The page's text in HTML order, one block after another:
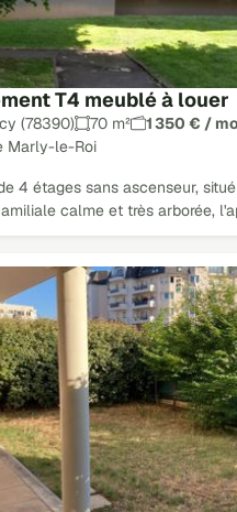
T4 meublé à louer
(78390) 70 m²
1 350 € /
Marly-le-Roi
4 étages sans ascenseur,
calme et très arborée,